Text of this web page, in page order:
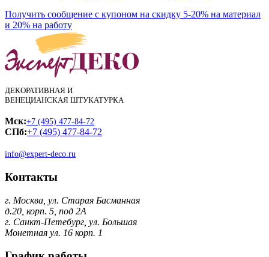
Получить сообщение с купоном на скидку 5-20% на материал
и 20% на работу
ДЕКОРАТИВНАЯ И
ВЕНЕЦИАНСКАЯ ШТУКАТУРКА
Мск:+7 (495) 477-84-72
СПб:+7 (495) 477-84-72
info@expert-deco.ru
Контакты
г. Москва, ул. Старая Басманная
д.20, корп. 5, под 2А
г. Санкт-Петебург, ул. Большая
Монетная ул. 16 корп. 1